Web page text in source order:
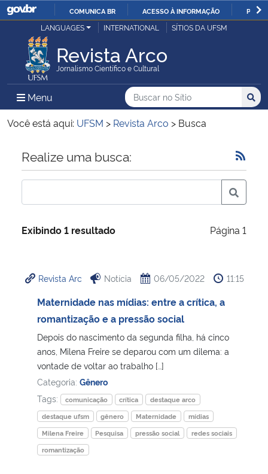
IR
O
COMUNICA BR ACESSO À INFORMAÇÃO
Ministério da Justiça e Segurança Pública
Ministério da Defesa
Ministério das Relações Exteriores
Ministério da Economia
Ministério da Infraestrutura
Ministério da Cidadania
Ministério de Minas e Energia
Ministério da Ciência, Tecnologia, Inovações e Comunicações
Ministério do Meio Ambiente
Ministério do Turismo
LANGUAGES INTERNATIONAL SÍTIOS DA UFSM
Revista Arco
Jornalismo Científico e Cultural
Menu Menu Principal do Sítio
Busca
Buscar no no Sítio
Busca:
Você está aqui: UFSM > Revista Arco > Busca
Início do conteúdo
Realize uma busca:
Exibindo 1 resultado Página 1
Revista Arc Notícia 06/05/2022 11:15
Maternidade nas mídias: entre a crítica, a
romantização e a pressão social
Depois do nascimento da segunda filha, há cinco
anos, Milena Freire se deparou com um dilema: a
vontade de voltar ao trabalho […]
Categoria: Gênero
Tags:
comunicação crítica
destaque arco
destaque ufsm
gênero Maternidade
mídias
Milena Freire
Pesquisa pressão social
redes sociais
romantização